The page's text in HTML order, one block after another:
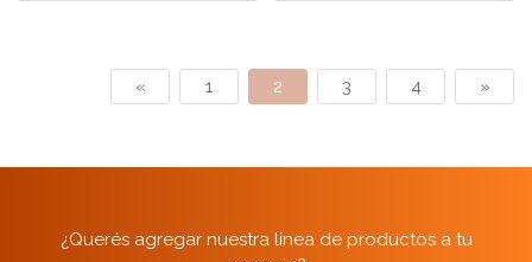
« 1 2 3 4 »
¿Querés agregar nuestra línea de productos a tu